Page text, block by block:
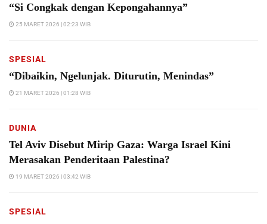
“Si Congkak dengan Kepongahannya”
25 MARET 2026 | 02:23 WIB
SPESIAL
“Dibaikin, Ngelunjak. Diturutin, Menindas”
21 MARET 2026 | 01:28 WIB
DUNIA
Tel Aviv Disebut Mirip Gaza: Warga Israel Kini
Merasakan Penderitaan Palestina?
19 MARET 2026 | 03:42 WIB
SPESIAL